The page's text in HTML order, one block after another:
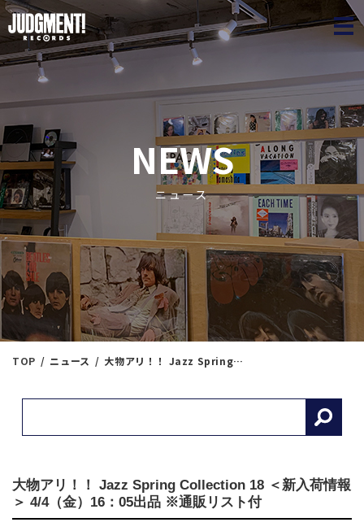
NEWS
ニュース
TOP ニュース 大物アリ！！ Jazz Spring Collection 18 ＜新入荷情報＞ 4/4（金）16：05出品 ※通販リスト付
大物アリ！！ Jazz Spring Collection 18 ＜新入荷情報
＞ 4/4（金）16：05出品 ※通販リスト付